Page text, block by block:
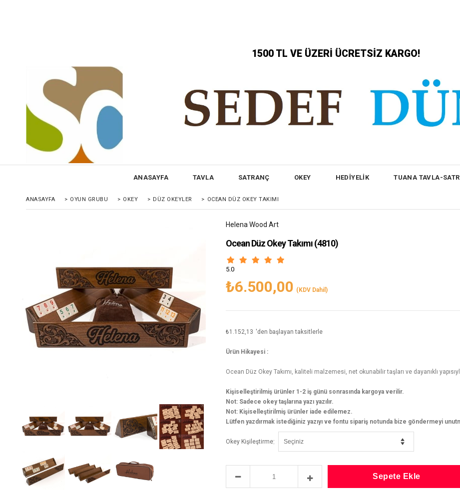
1500 TL VE ÜZERİ ÜCRETSİZ KARGO!
ANASAYFA TAVLA SATRANÇ OKEY HEDİYELİK TUANA TAVLA-
ANASAYFA > OYUN GRUBU > OKEY > DÜZ OKEYLER > OCEAN DÜZ OKEY TAKIMI
Helena Wood Art
Ocean Düz Okey Takımı(4810)
5.0
₺6.500,00 (KDV Dahil)
₺1.152,13 'den başlayan taksitlerle
Ürün Hikayesi :
Ocean Düz Okey Takımı, kaliteli malzemesi, net okunabilir taşları ve dayanıklı
Kişiselleştirilmiş ürünler 1-2 iş günü sonrasında kargoya verilir.
Not: Sadece okey taşlarına yazı yazılır.
Not: Kişiselleştirilmiş ürünler iade edilemez.
Lütfen yazdırmak istediğiniz yazıyı ve fontu sipariş notunda bize göndermeyi
Okey Kişileştirme: